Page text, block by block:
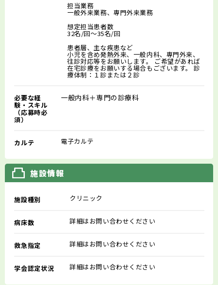
担当業務
一般外来業務、専門外来業務
想定担当患者数
32名/回～35名/回
患者層、主な疾患など
小児を含め発熱外来、一般内科、専門外来、
往診対応等をお願いします。 ご希望があれば
在宅診療をお願いする場合もございます。 診
療体制：１診または２診
必要な経
験・スキル
（応募時必
須）
一般内科＋専門の診療科
カルテ 電子カルテ
施設情報
施設種別 クリニック
病床数 詳細はお問い合わせください
救急指定 詳細はお問い合わせください
学会認定状況 詳細はお問い合わせください